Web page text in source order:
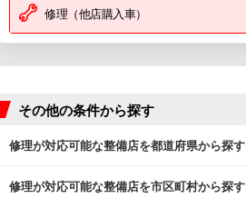
修理（他店購入車）
その他の条件から探す
修理が対応可能な整備店を都道府県から探す
修理が対応可能な整備店を市区町村から探す